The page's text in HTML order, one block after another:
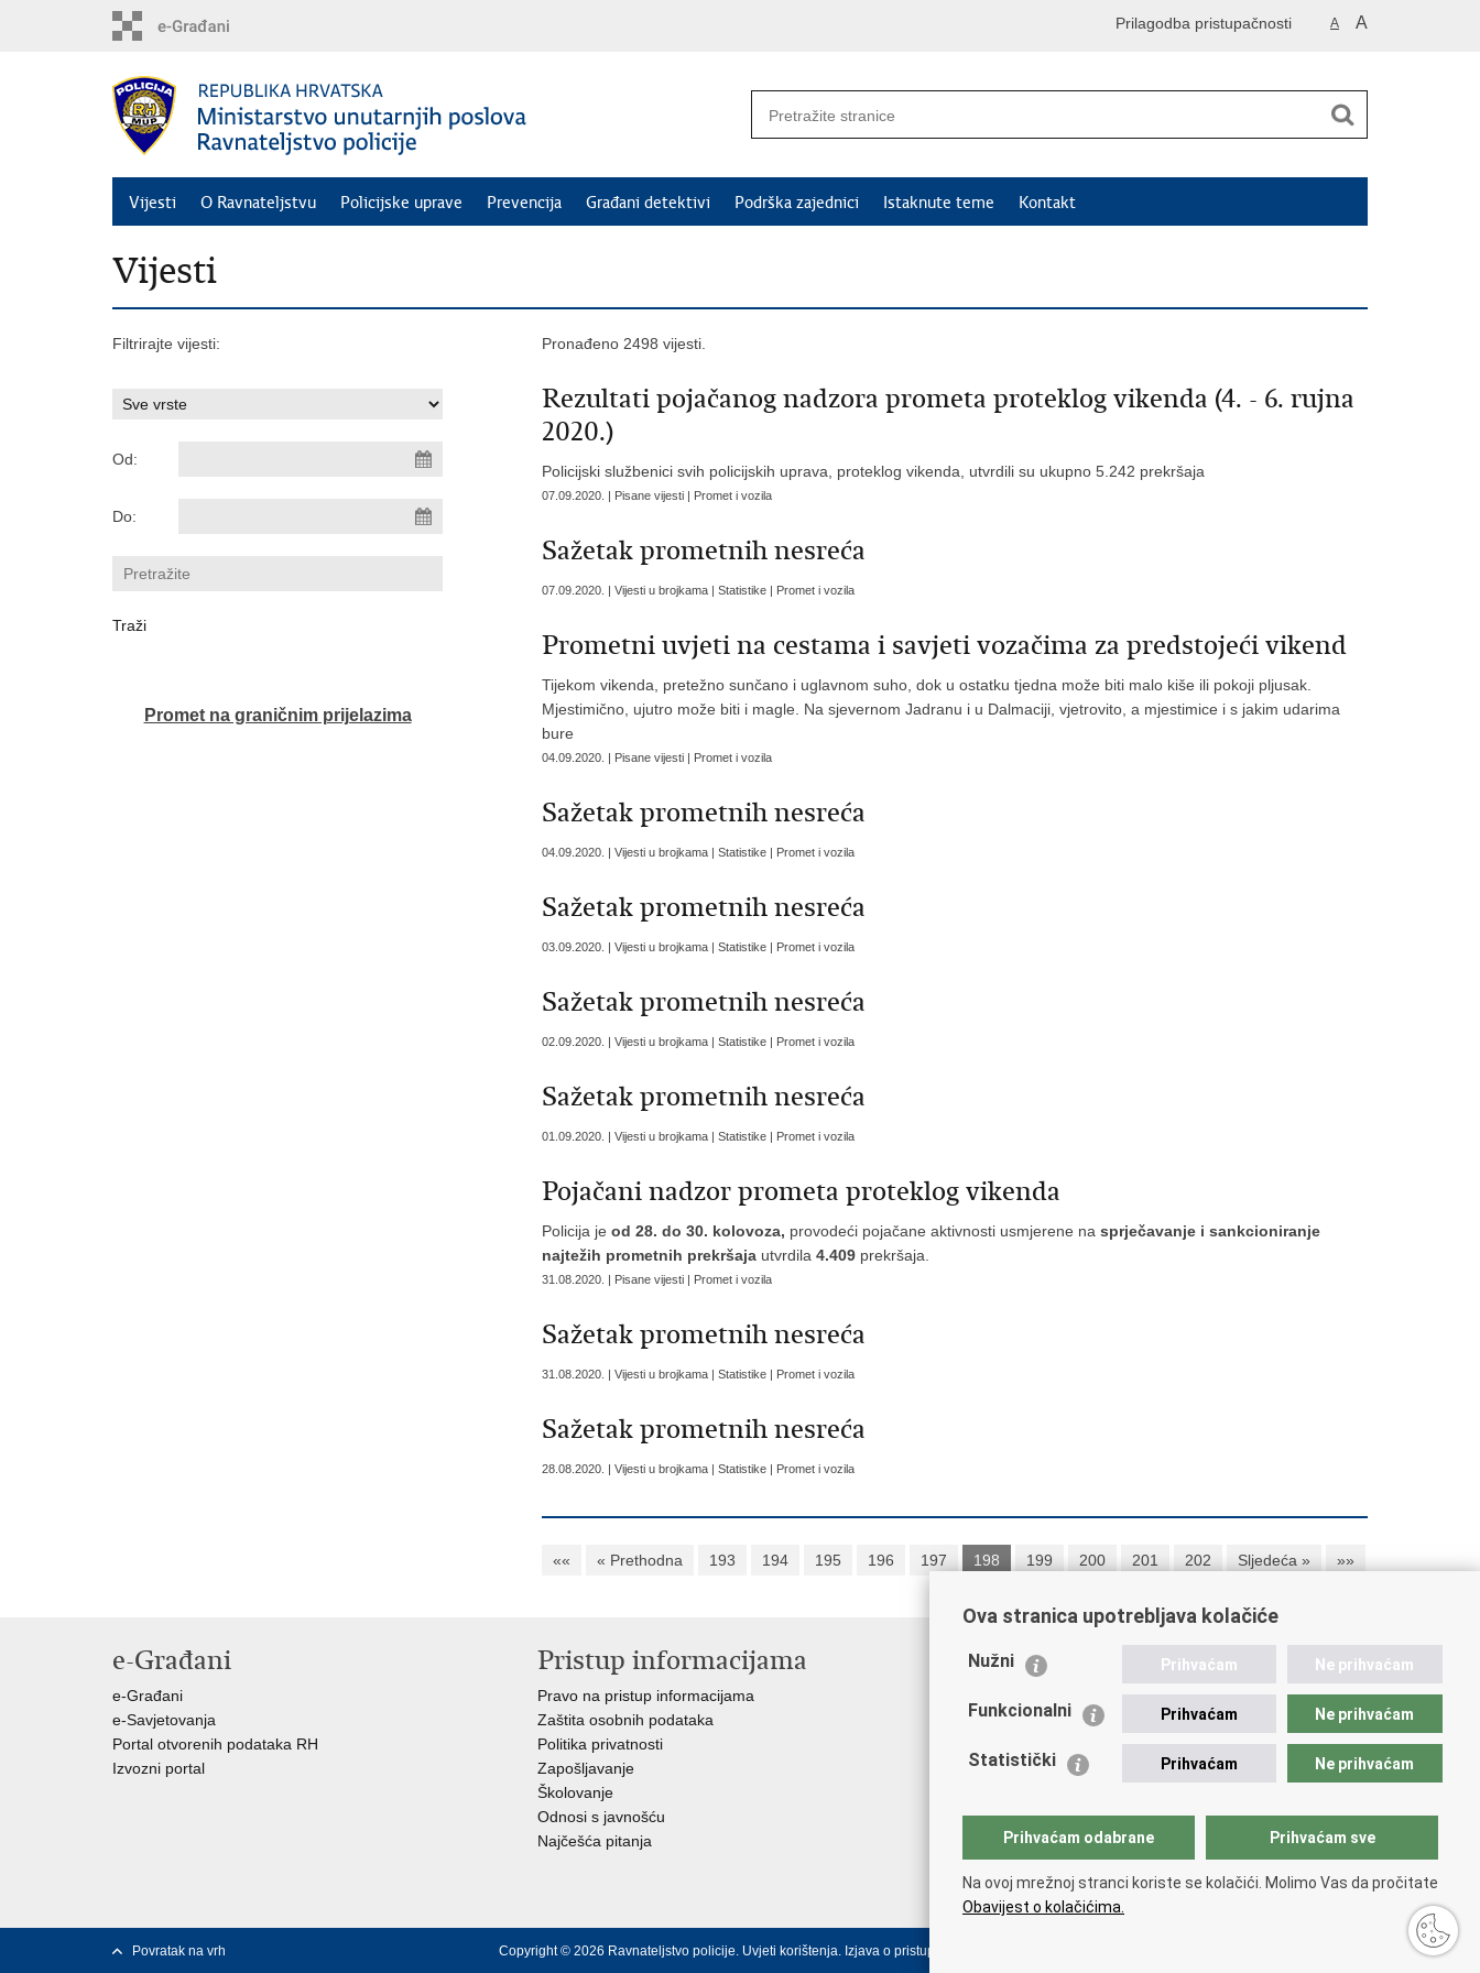
A A
Prilagodba pristupačnosti
Vijesti O Ravnateljstvu Policijske uprave Prevencija Građani detektivi Podrška zajednici Istaknute teme Kontakt
Vijesti
Filtrirajte vijesti:
Od:
Do:
Promet na graničnim prijelazima
Pronađeno 2498 vijesti.
Rezultati pojačanog nadzora prometa proteklog vikenda (4. - 6. rujna
2020.)
Policijski službenici svih policijskih uprava, proteklog vikenda, utvrdili su ukupno 5.242 prekršaja
07.09.2020. | Pisane vijesti | Promet i vozila
Sažetak prometnih nesreća
07.09.2020. | Vijesti u brojkama | Statistike | Promet i vozila
Prometni uvjeti na cestama i savjeti vozačima za predstojeći vikend
Tijekom vikenda, pretežno sunčano i uglavnom suho, dok u ostatku tjedna može biti malo kiše ili pokoji pljusak.
Mjestimično, ujutro može biti i magle. Na sjevernom Jadranu i u Dalmaciji, vjetrovito, a mjestimice i s jakim udarima
bure
04.09.2020. | Pisane vijesti | Promet i vozila
Sažetak prometnih nesreća
04.09.2020. | Vijesti u brojkama | Statistike | Promet i vozila
Sažetak prometnih nesreća
03.09.2020. | Vijesti u brojkama | Statistike | Promet i vozila
Sažetak prometnih nesreća
02.09.2020. | Vijesti u brojkama | Statistike | Promet i vozila
Sažetak prometnih nesreća
01.09.2020. | Vijesti u brojkama | Statistike | Promet i vozila
Pojačani nadzor prometa proteklog vikenda
Policija je od 28. do 30. kolovoza, provodeći pojačane aktivnosti usmjerene na sprječavanje i sankcioniranje
najtežih prometnih prekršaja utvrdila 4.409 prekršaja.
31.08.2020. | Pisane vijesti | Promet i vozila
Sažetak prometnih nesreća
31.08.2020. | Vijesti u brojkama | Statistike | Promet i vozila
Sažetak prometnih nesreća
28.08.2020. | Vijesti u brojkama | Statistike | Promet i vozila
«« « Prethodna 193 194 195 196 197 198 199 200 201 202 Sljedeća » »»
e-Građani
e-Građani
e-Savjetovanja
Portal otvorenih podataka RH
Izvozni portal
Pristup informacijama
Pravo na pristup informacijama
Zaštita osobnih podataka
Politika privatnosti
Zapošljavanje
Školovanje
Odnosi s javnošću
Najčešća pitanja
Važne poveznice
EMN Nacionalna kontaktna točka za Republiku Hrvatsku
Policijska akademija
Zaklada policijske solidarnosti
Dom zdravlja MUP-a
Sindikati
Udruge
Povratak na vrh Copyright © 2026 Ravnateljstvo policije. Uvjeti korištenja. Izjava o pristupačnosti
Ova stranica upotrebljava kolačiće
Nužni Prihvaćam Ne prihvaćam
Funkcionalni Prihvaćam Ne prihvaćam
Statistički Prihvaćam Ne prihvaćam
Prihvaćam odabrane Prihvaćam sve
Na ovoj mrežnoj stranci koriste se kolačići. Molimo Vas da pročitate
Obavijest o kolačićima.